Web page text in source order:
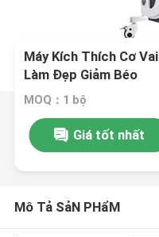
Máy Kích Thích Cơ
Làm Đẹp Giảm Béo
MOQ：1 bộ
Giá tốt nhất
Mô Tả SảN PHẩM